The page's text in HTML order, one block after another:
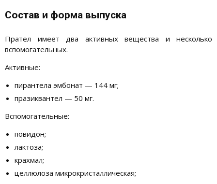
Состав и форма выпуска
Прател имеет два активных вещества и несколько
вспомогательных.
Активные:
пирантела эмбонат — 144 мг;
празиквантел — 50 мг.
Вспомогательные:
повидон;
лактоза;
крахмал;
целлюлоза микрокристаллическая;